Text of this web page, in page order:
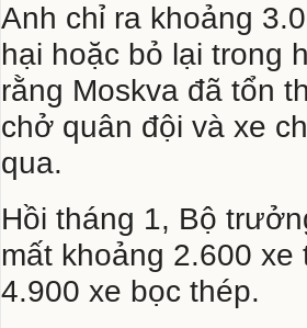
Anh chỉ ra khoảng
hại hoặc bỏ lại trong
rằng Moskva đã tổn
chở quân đội và xe
qua.
Hồi tháng 1, Bộ
mất khoảng 2.600
4.900 xe bọc thép.